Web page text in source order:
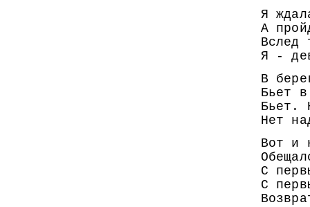
Я
А
Вслед
Я -
В
Бьет
Бьет.
Нет
Вот и
С
С